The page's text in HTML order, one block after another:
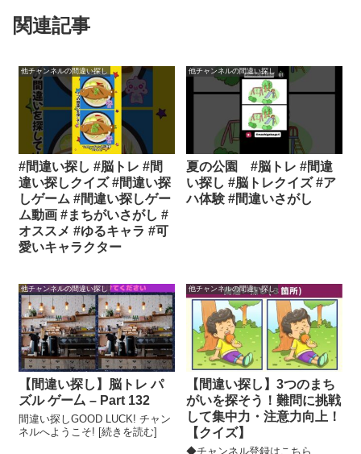
関連記事
他チャンネルの間違い探し
#間違い探し #脳トレ #間
違い探しクイズ #間違い探
しゲーム #間違い探しゲー
ム動画 #まちがいさがし #
オススメ #ゆるキャラ #可
愛いキャラクター
他チャンネルの間違い探し
夏の公園 #脳トレ #間違
い探し #脳トレクイズ #ア
ハ体験 #間違いさがし
他チャンネルの間違い探し
【間違い探し】脳トレ パ
ズル ゲー厶 – Part 132
間違い探しGOOD LUCK! チャン
ネルへようこそ! [続きを読む]
他チャンネルの間違い探し
【間違い探し】3つのまち
がいを探そう！難問に挑戦
して集中力・注意力向上！
【クイズ】
◆チャンネル登録はこちら